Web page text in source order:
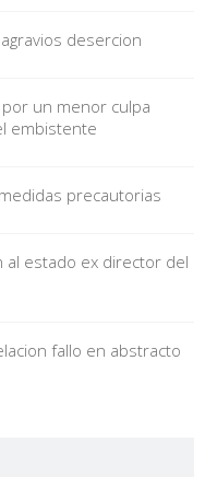
desercion
un menor culpa
embistente
precautorias
al estado ex director del
fallo en abstracto